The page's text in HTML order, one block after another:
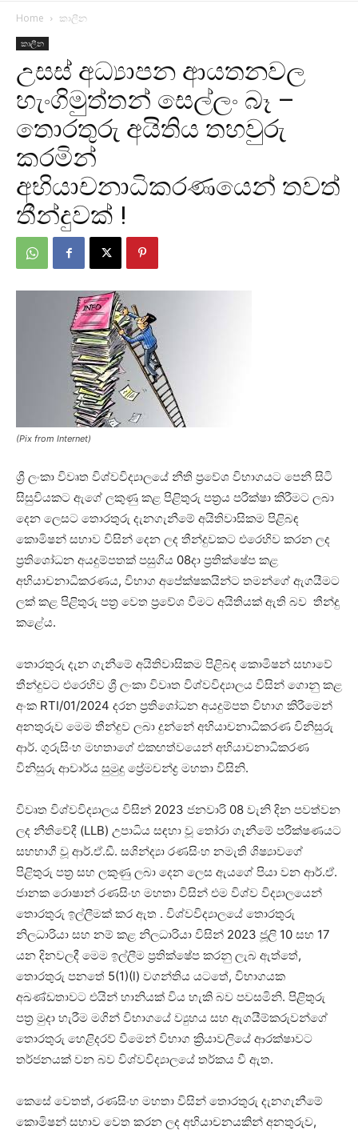
Home කාලීන
කාලීන
උසස් අධ්‍යාපන ආයතනවල
හැංගිමුත්තන් සෙල්ලං බෑ –
තොරතුරු අයිතිය තහවුරු
කරමින්
අභියාචනාධිකරණයෙන් තවත්
තීන්දුවක් !
(Pix from Internet)
ශ්‍රී ලංකා විවෘත විශ්වවිද්‍යාලයේ නීති ප්‍රවේශ විභාගයට පෙනී සිටි
සිසුවියකට ඇගේ ලකුණු කළ පිළිතුරු පත්‍රය පරීක්ෂා කිරීමට ලබා
දෙන ලෙසට තොරතුරු දැනගැනීමේ අයිතිවාසිකම පිළිබඳ
කොමිෂන් සභාව විසින් දෙන ලද තීන්දුවකට එරෙහිව කරන ලද
ප්‍රතිශෝධන අයදුම්පතක් පසුගිය 08දා ප්‍රතික්ෂේප කළ
අභියාචනාධිකරණය, විභාග අපේක්ෂකයින්ට තමන්ගේ ඇගයීමට
ලක් කළ පිළිතුරු පත්‍ර වෙත ප්‍රවේශ වීමට අයිතියක් ඇති බව තීන්දු
කළේය.
තොරතුරු දැන ගැනීමේ අයිතිවාසිකම පිළිබඳ කොමිෂන් සභාවේ
තීන්දුවට එරෙහිව ශ්‍රී ලංකා විවෘත විශ්වවිද්‍යාලය විසින් ගොනු කළ
අංක RTI/01/2024 දරන ප්‍රතිශෝධන අයදුම්පත විභාග කිරීමෙන්
අනතුරුව මෙම තීන්දුව ලබා දුන්නේ අභියාචනාධිකරණ විනිසුරු
ආර්. ගුරුසිංහ මහතාගේ එකඟත්වයෙන් අභියාචනාධිකරණ
විනිසුරු ආචාර්ය සුමුදු ප්‍රේමචන්ද්‍ර මහතා විසිනි.
විවෘත විශ්වවිද්‍යාලය විසින් 2023 ජනවාරි 08 වැනි දින පවත්වන
ලද නීතිවේදී (LLB) උපාධිය සඳහා වූ තෝරා ගැනීමේ පරීක්ෂණයට
සහභාගී වූ ආර්.ඒ.ඩී. සශින්ද්‍යා රණසිංහ නමැති ශිෂ්‍යාවගේ
පිළිතුරු පත්‍ර සහ ලකුණු ලබා දෙන ලෙස ඇයගේ පියා වන ආර්.ඒ.
ජානක රොෂාන් රණසිංහ මහතා විසින් එම විශ්ව විද්‍යාලයෙන්
තොරතුරු ඉල්ලීමක් කර ඇත . විශ්වවිද්‍යාලයේ තොරතුරු
නිලධාරියා සහ නම් කළ නිලධාරියා විසින් 2023 ජූලි 10 සහ 17
යන දිනවලදී මෙම ඉල්ලීම ප්‍රතික්ෂේප කරනු ලැබ ඇත්තේ,
තොරතුරු පනතේ 5(1)(l) වගන්තිය යටතේ, විභාගයක
අඛණ්ඩතාවට එයින් හානියක් විය හැකි බව පවසමිනි. පිළිතුරු
පත්‍ර මුදා හැරීම මගින් විභාගයේ ව්‍යුහය සහ ඇගයීම්කරුවන්ගේ
තොරතුරු හෙළිදරව් වීමෙන් විභාග ක්‍රියාවලියේ ආරක්ෂාවට
තර්ජනයක් වන බව විශ්වවිද්‍යාලයේ තර්කය වී ඇත.
කෙසේ වෙතත්, රණසිංහ මහතා විසින් තොරතුරු දැනගැනීමේ
කොමිෂන් සභාව වෙත කරන ලද අභියාචනයකින් අනතුරුව,